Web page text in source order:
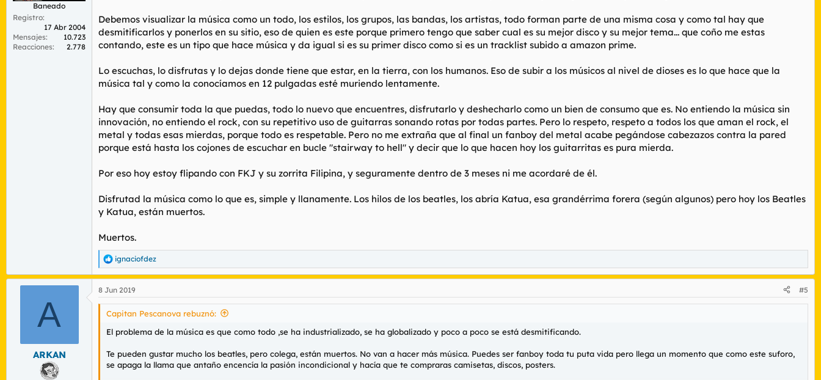
Baneado
Registro
17 Abr 2004
Mensajes
10.723
Reacciones
2.778
Debemos visualizar la música como un todo, los estilos, los grupos, las bandas, los artistas, todo forman parte de una misma cosa y como tal hay que
desmitificarlos y ponerlos en su sitio, eso de quien es este porque primero tengo que saber cual es su mejor disco y su mejor tema... que coño me estas
contando, este es un tipo que hace música y da igual si es su primer disco como si es un tracklist subido a amazon prime.
Lo escuchas, lo disfrutas y lo dejas donde tiene que estar, en la tierra, con los humanos. Eso de subir a los músicos al nivel de dioses es lo que hace que la
música tal y como la conocíamos en 12 pulgadas esté muriendo lentamente.
Hay que consumir toda la que puedas, todo lo nuevo que encuentres, disfrutarlo y deshecharlo como un bien de consumo que es. No entiendo la música sin
innovación, no entiendo el rock, con su repetitivo uso de guitarras sonando rotas por todas partes. Pero lo respeto, respeto a todos los que aman el rock, el
metal y todas esas mierdas, porque todo es respetable. Pero no me extraña que al final un fanboy del metal acabe pegándose cabezazos contra la pared
porque está hasta los cojones de escuchar en bucle "stairway to hell" y decir que lo que hacen hoy los guitarritas es pura mierda.
Por eso hoy estoy flipando con FKJ y su zorrita Filipina, y seguramente dentro de 3 meses ni me acordaré de él.
Disfrutad la música como lo que es, simple y llanamente. Los hilos de los beatles, los abría Katua, esa grandérrima forera (según algunos) pero hoy los Beatles
y Katua, están muertos.
Muertos.
R
e
a
c
c
ignaciofdez
A
ARKAN
8 Jun 2019 #5
Capitan Pescanova rebuznó:
El problema de la música es que como todo ,se ha industrializado, se ha globalizado y poco a poco se está desmitificando.
Te pueden gustar mucho los beatles, pero colega, están muertos. No van a hacer más música. Puedes ser fanboy toda tu puta vida pero llega un momento que como este suforo,
se apaga la llama que antaño encencía la pasión incondicional y hacía que te compraras camisetas, discos, posters.